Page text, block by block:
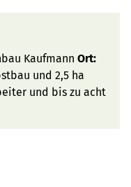
Kaufmann Ort:
und 2,5 ha
und bis zu acht